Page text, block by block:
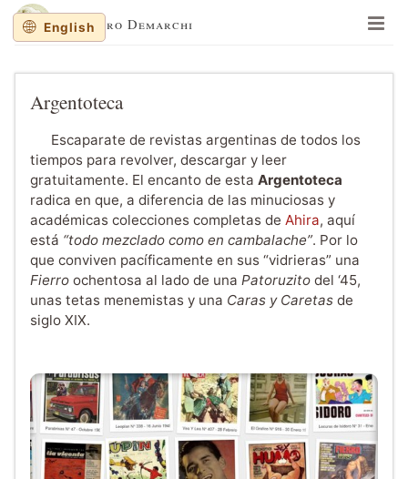
Lisandro Demarchi
Cuaderno de dibujos
Sobre al autor
Sitios recomendados
Recortes al paso
English
Argentoteca
Escaparate de revistas argentinas de todos los
tiempos para revolver, descargar y leer
gratuitamente. El encanto de esta Argentoteca
radica en que, a diferencia de las minuciosas y
académicas colecciones completas de Ahira, aquí
está “todo mezclado como en cambalache”. Por lo
que conviven pacíficamente en sus “vidrieras” una
Fierro ochentosa al lado de una Patoruzito del ‘45,
unas tetas menemistas y una Caras y Caretas de
siglo XIX.
English